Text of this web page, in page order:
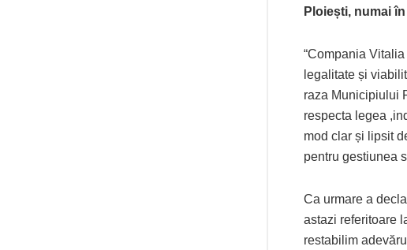
Ploiești, numai
“Compania
legalitate și
raza Municipiului
respecta legea
mod clar și lipsit
pentru gestiunea
Ca urmare a
astazi referitoare
restabilim